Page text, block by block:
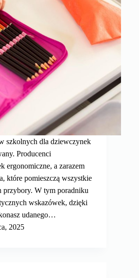
szkolnych dla dziewczynek
Producenci
ergonomiczne, a zarazem
które pomieszczą wszystkie
przybory. W tym poradniku
wskazówek, dzięki
udanego…
2025